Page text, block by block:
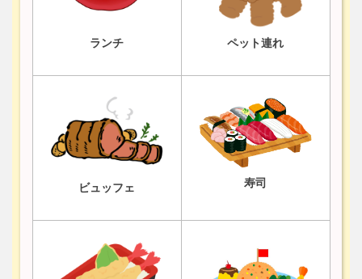
ランチ ペット連れ
ビュッフェ 寿司